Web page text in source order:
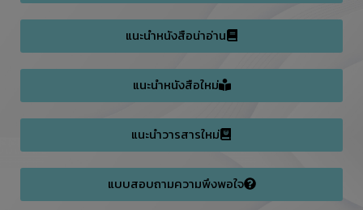
แนะนำหนังสือน่าอ่าน
แนะนำหนังสือใหม่
แนะนำวารสารใหม่
แบบสอบถามความพึงพอใจ